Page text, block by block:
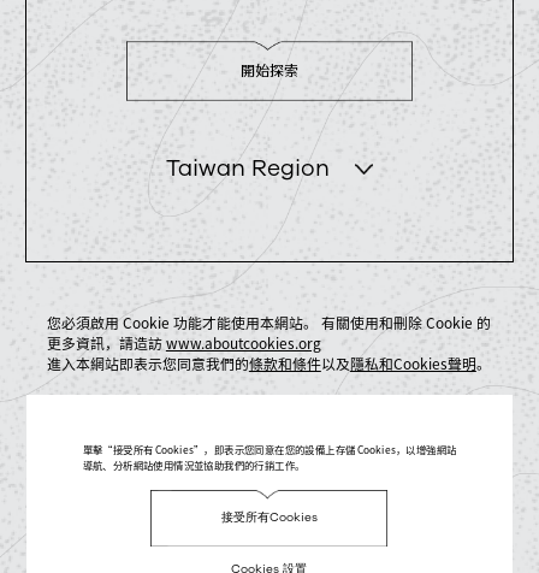
開始探索
Taiwan Region
您必須啟用 Cookie 功能才能使用本網站。 有關使用和刪除 Cookie 的
更多資訊，請造訪www.aboutcookies.org
進入本網站即表示您同意我們的條款和條件以及隱私和Cookies聲明。
單擊“接受所有 Cookies”，即表示您同意在您的設備上存儲 Cookies，以增強網站
導航、分析網站使用情況並協助我們的行銷工作。
接受所有Cookies
Cookies 設置